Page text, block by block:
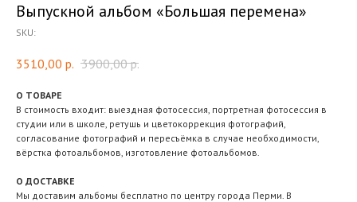
Выпускной альбом «Большая перемена»
SKU:
3510,00 р. 3900,00 р.
О ТОВАРЕ
В стоимость входит: выездная фотосессия, портретная фотосессия в
студии или в школе, ретушь и цветокоррекция фотографий,
согласование фотографий и пересъёмка в случае необходимости,
вёрстка фотоальбомов, изготовление фотоальбомов.
О ДОСТАВКЕ
Мы доставим альбомы бесплатно по центру города Перми. В